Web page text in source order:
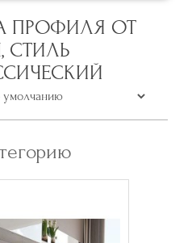
ПРОФИЛЯ ОТ
СТИЛЬ